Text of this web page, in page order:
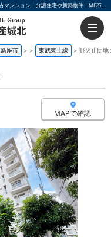
野火止団地１号棟 埼玉県新座市野火止1丁目｜1,690万円の中古マンション｜分譲住宅や新築物件｜ME不動産城北
新座市 > 東武東上線 野火止団地
MAPで確認